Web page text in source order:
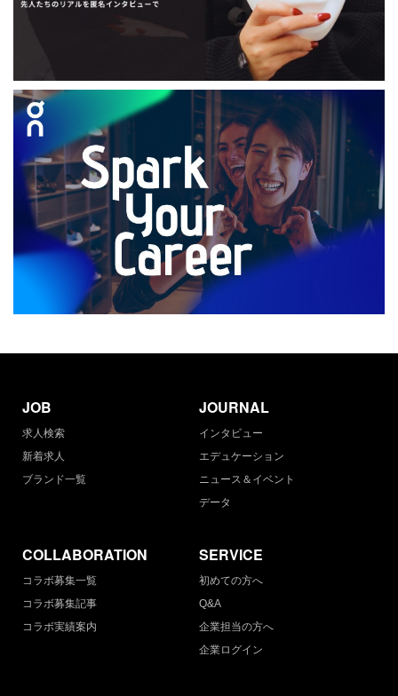
JOB
求人検索
新着求人
ブランド一覧
JOURNAL
インタビュー
エデュケーション
ニュース＆イベント
データ
COLLABORATION
コラボ募集一覧
コラボ募集記事
コラボ実績案内
SERVICE
初めての方へ
Q&A
企業担当の方へ
企業ログイン